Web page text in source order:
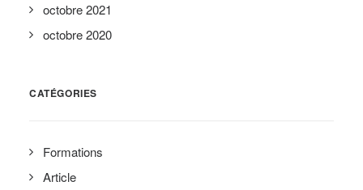
octobre 2021
octobre 2020
CATÉGORIES
Formations
Article